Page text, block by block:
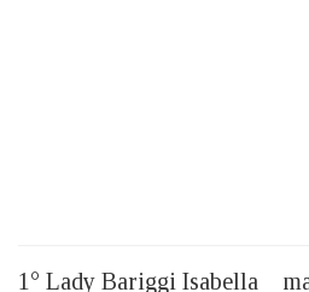
1° Lady Bariggi Isabella